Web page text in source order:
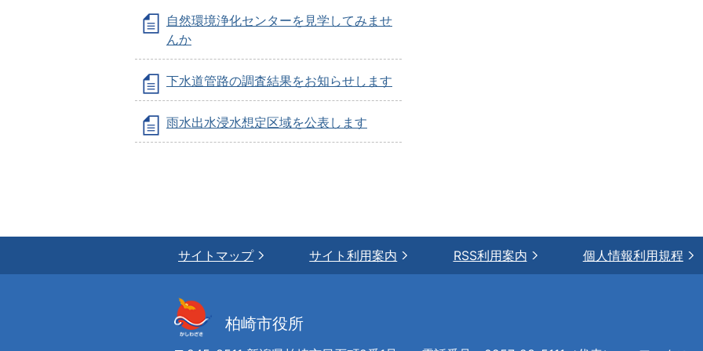
自然環境浄化センターを見学してみませ
んか
下水道管路の調査結果をお知らせします
雨水出水浸水想定区域を公表します
サイトマップ サイト利用案内 RSS利用案内 個人情報利用規程
柏崎市役所